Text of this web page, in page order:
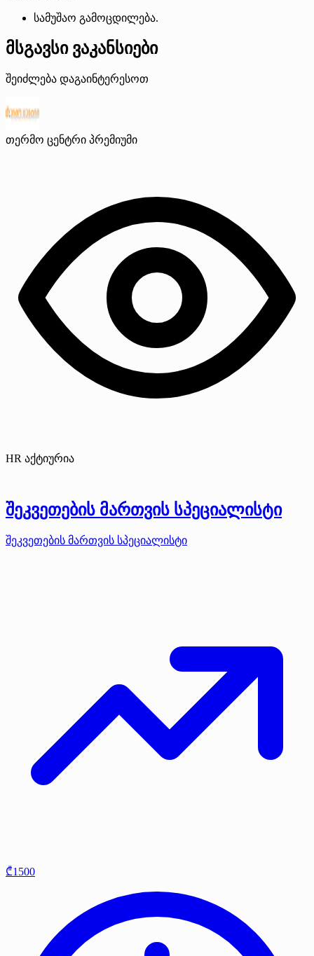
სამუშაო გამოცდილება.
მსგავსი ვაკანსიები
შეიძლება დაგაინტერესოთ
თერმო ცენტრი პრემიუმი
HR აქტიურია
შეკვეთების მართვის სპეციალისტი
შეკვეთების მართვის სპეციალისტი
₾1500